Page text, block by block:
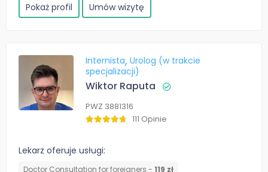
Pokaż profil Umów wizytę
Internista Urolog (w trakcie
specjalizacji)
Wiktor Raputa
PWZ 3881316
111 Opinie
Lekarz oferuje usługi:
Doctor Consultation for foreigners - 119 zł